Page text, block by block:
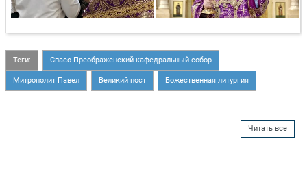
Теги: Спасо-Преображенский кафедральный собор
Митрополит Павел Великий пост Божественная литургия
Читать все